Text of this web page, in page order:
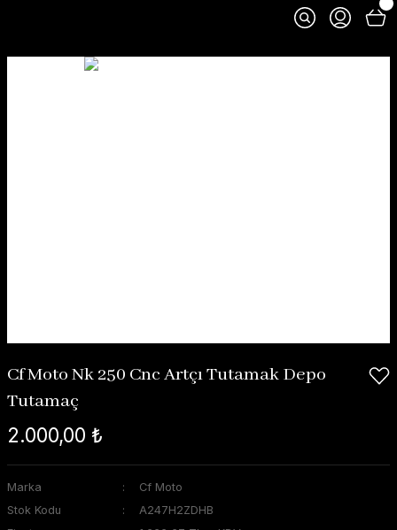
Cf Moto Nk 250 Cnc Artçı Tutamak Depo
Tutamaç
2.000,00 ₺
Marka
Cf Moto
Stok Kodu
A247H2ZDHB